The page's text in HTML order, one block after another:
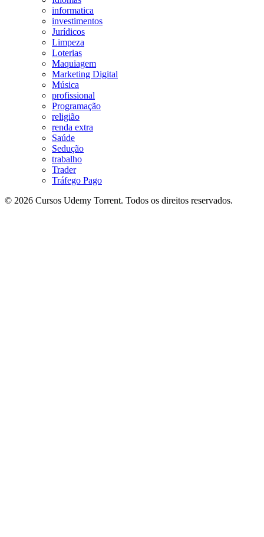
informatica
investimentos
Jurídicos
Limpeza
Loterias
Maquiagem
Marketing Digital
Música
profissional
Programação
religião
renda extra
Saúde
Sedução
trabalho
Trader
Tráfego Pago
© 2026 Cursos Udemy Torrent. Todos os direitos reservados.